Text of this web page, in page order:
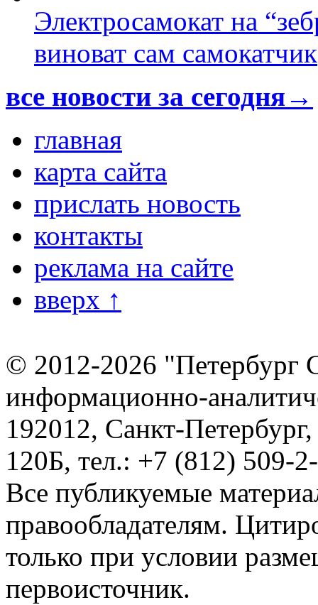
Электросамокат на
виноват сам самокатчик
все новости за сегодня→
главная
карта сайта
прислать новость
контакты
реклама на сайте
вверх ↑
© 2012-2026 "Петербург
информационно-
192012, Санкт-
120Б, тел.: +7 (812) 509-
Все публикуемые
правообладателям.
только при условии
первоисточник.